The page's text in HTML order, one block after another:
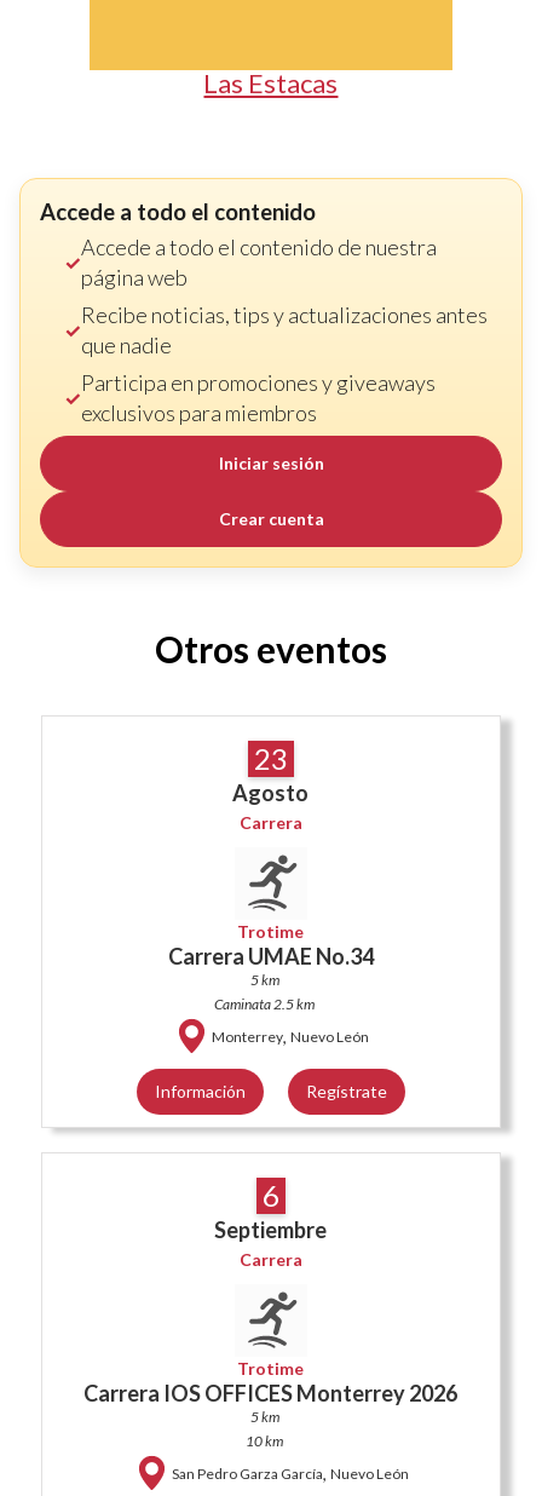
Las Estacas
Accede a todo el contenido
Accede a todo el contenido de nuestra
página web
Recibe noticias, tips y actualizaciones antes
que nadie
Participa en promociones y giveaways
exclusivos para miembros
Iniciar sesión
Crear cuenta
Otros eventos
23
Agosto
Carrera
Trotime
Carrera UMAE No.34
5 km
Caminata 2.5 km
Monterrey, Nuevo León
Información Regístrate
6
Septiembre
Carrera
Trotime
Carrera IOS OFFICES Monterrey 2026
5 km
10 km
San Pedro Garza García, Nuevo León